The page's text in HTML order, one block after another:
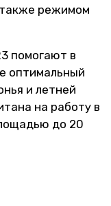
также режимом
помогают в
оптимальный
и летней
на работу в
до 20